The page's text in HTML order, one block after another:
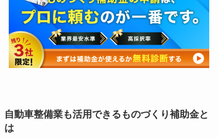
自動車整備業も活用できるものづくり補助金と
は